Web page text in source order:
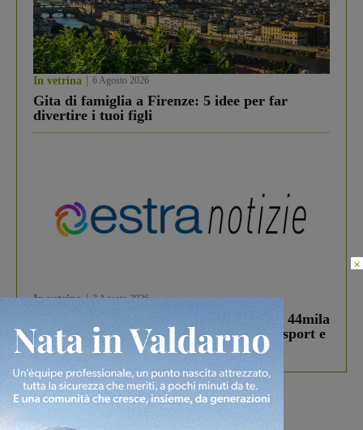
In vetrina 6 Agosto 2026
Gita di famiglia a Firenze: 5 idee per far
divertire i tuoi figli
In vetrina 3 Agosto 2026
Estra Notizie agosto: Smart Cities, oltre 44mila
studenti coinvolti, torna il bando per lo sport e
debutta il podcast Estrair
×